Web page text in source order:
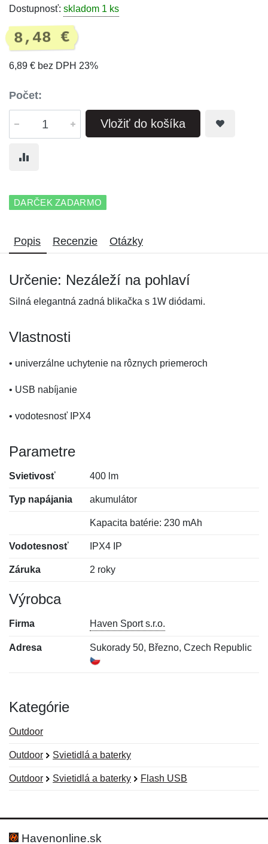
Dostupnosť: skladom 1 ks
8,48 €
6,89 € bez DPH 23%
Počet:
Vložiť do košíka
DARČEK ZADARMO
Popis Recenzie Otázky
Určenie: Nezáleží na pohlaví
Silná elegantná zadná blikačka s 1W diódami.
Vlastnosti
• univerzálne uchytenie na rôznych priemeroch
• USB nabíjanie
• vodotesnosť IPX4
Parametre
Svietivosť 400 lm
Typ napájania akumulátor
Kapacita batérie: 230 mAh
Vodotesnosť IPX4 IP
Záruka 2 roky
Výrobca
Firma Haven Sport s.r.o.
Adresa Sukorady 50, Březno, Czech Republic
Kategórie
Outdoor
Outdoor Svietidlá a baterky
Outdoor Svietidlá a baterky Flash USB
Hodnotenie:
Meno:
Havenonline.sk